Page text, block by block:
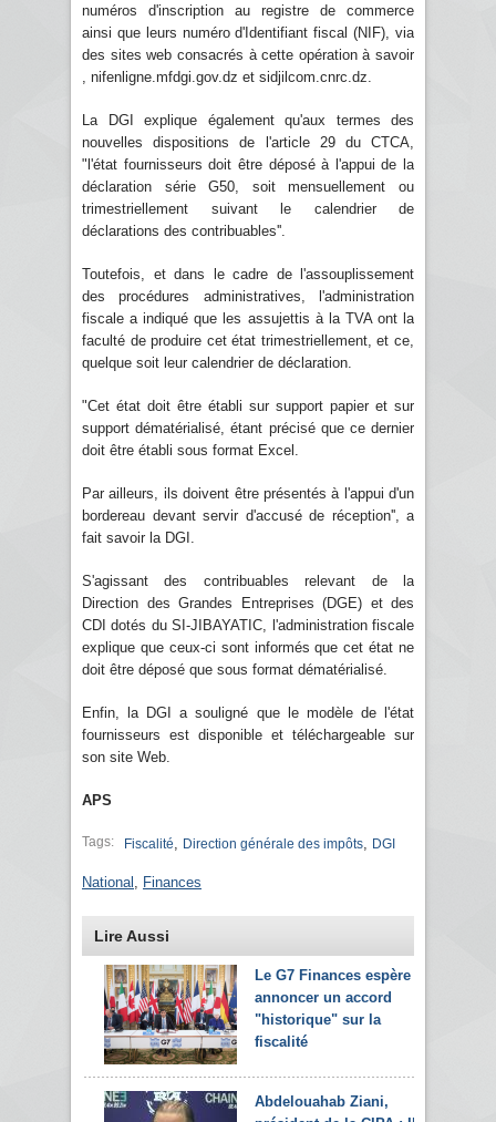
numéros d'inscription au registre de commerce
ainsi que leurs numéro d'Identifiant fiscal (NIF), via
des sites web consacrés à cette opération à savoir
, nifenligne.mfdgi.gov.dz et sidjilcom.cnrc.dz.
La DGI explique également qu'aux termes des
nouvelles dispositions de l'article 29 du CTCA,
"l'état fournisseurs doit être déposé à l'appui de la
déclaration série G50, soit mensuellement ou
trimestriellement suivant le calendrier de
déclarations des contribuables''.
Toutefois, et dans le cadre de l'assouplissement
des procédures administratives, l'administration
fiscale a indiqué que les assujettis à la TVA ont la
faculté de produire cet état trimestriellement, et ce,
quelque soit leur calendrier de déclaration.
"Cet état doit être établi sur support papier et sur
support dématérialisé, étant précisé que ce dernier
doit être établi sous format Excel.
Par ailleurs, ils doivent être présentés à l'appui d'un
bordereau devant servir d'accusé de réception'', a
fait savoir la DGI.
S'agissant des contribuables relevant de la
Direction des Grandes Entreprises (DGE) et des
CDI dotés du SI-JIBAYATIC, l'administration fiscale
explique que ceux-ci sont informés que cet état ne
doit être déposé que sous format dématérialisé.
Enfin, la DGI a souligné que le modèle de l'état
fournisseurs est disponible et téléchargeable sur
son site Web.
APS
Tags: Fiscalité Direction générale des impôts DGI
National Finances
Lire Aussi
Le G7 Finances espère
annoncer un accord
"historique" sur la
fiscalité
Abdelouahab Ziani,